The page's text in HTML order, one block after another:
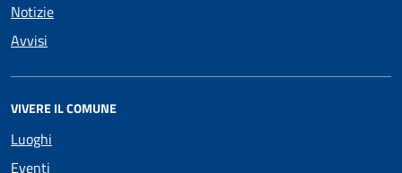
Notizie
Avvisi
VIVERE IL COMUNE
Luoghi
Eventi